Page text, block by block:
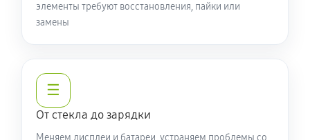
элементы требуют восстановления, пайки или
замены
☰
От стекла до зарядки
Меняем дисплеи и батареи, устраняем проблемы со